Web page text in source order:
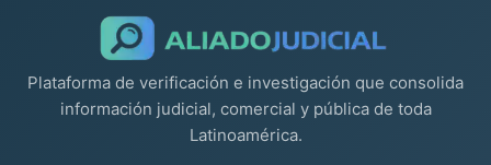
Plataforma de verificación e investigación que consolida
información judicial, comercial y pública de toda
Latinoamérica.